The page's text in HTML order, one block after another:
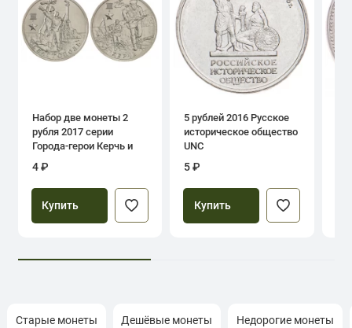
Набор две монеты 2
рубля 2017 серии
Города-герои Керчь и
4 ₽
Купить
5 рублей 2016 Русское
историческое общество
UNC
5 ₽
Купить
Старые монеты Дешёвые монеты Недорогие монеты